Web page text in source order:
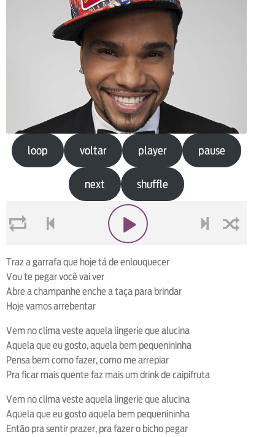
loop voltar player pause
next shuffle
Traz a garrafa que hoje tá de enlouquecer
Vou te pegar você vai ver
Abre a champanhe enche a taça para brindar
Hoje vamos arrebentar
Vem no clima veste aquela lingerie que alucina
Aquela que eu gosto, aquela bem pequenininha
Pensa bem como fazer, como me arrepiar
Pra ficar mais quente faz mais um drink de caipifruta
Vem no clima veste aquela lingerie que alucina
Aquela que eu gosto aquela bem pequenininha
Então pra sentir prazer, pra fazer o bicho pegar